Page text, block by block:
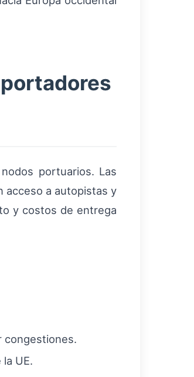
portuarios. Las
acceso a autopistas y
y costos de entrega
congestiones.
UE.